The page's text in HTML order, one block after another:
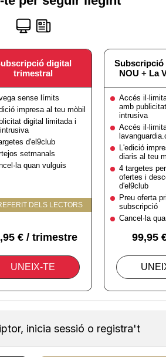
inicia sessió o registra't